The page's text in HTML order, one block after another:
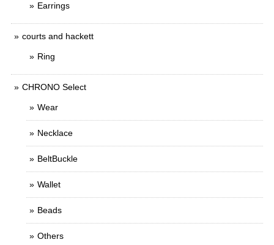
Earrings
courts and hackett
Ring
CHRONO Select
Wear
Necklace
BeltBuckle
Wallet
Beads
Others